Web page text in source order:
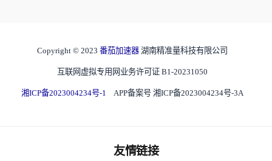
Copyright © 2023 番茄加速器 湖南精准量科技有限公司
互联网虚拟专用网业务许可证 B1-20231050
湘ICP备2023004234号-1 APP备案号 湘ICP备2023004234号-3A
友情链接